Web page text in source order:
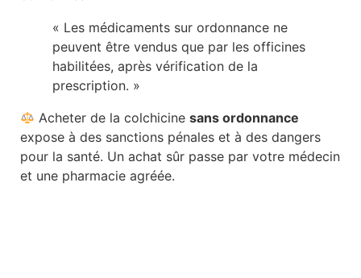
« Les médicaments sur ordonnance ne
peuvent être vendus que par les officines
habilitées, après vérification de la
prescription. »
Acheter de la colchicinesans ordonnance
expose à des sanctions pénales et à des dangers
pour la santé. Un achat sûr passe par votre médecin
et une pharmacie agréée.